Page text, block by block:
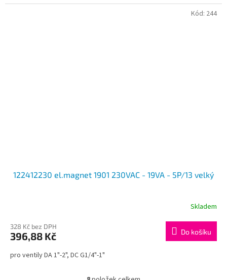
122412230 el.magnet 1901 230VAC - 19VA - 5P/13 velký
Skladem
328 Kč bez DPH
396,88 Kč Do košíku
pro ventily DA 1"-2", DC G1/4"-1"
Kód: 244